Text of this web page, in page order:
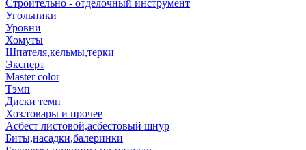
Строительно - отделочный инструмент
Угольники
Уровни
Хомуты
Шпателя,кельмы,терки
Эксперт
Master color
Тэмп
Диски темп
Хоз.товары и прочее
Асбест листовой,асбестовый шнур
Биты,насадки,балеринки